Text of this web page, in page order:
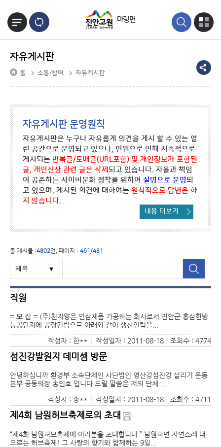
마령면
자유게시판
홈 소통/참여 자유게시판
자유게시판 운영원칙
자유게시판은 누구나 자유롭게 의견을 게시 할 수 있는 열
린 공간으로 운영되고 있으나, 민원으로 인해 지속적으로
게시되는 반복글/도배글(URL포함) 및 개인정보가 포함된
글, 개인신상 관련 글은 삭제 되고 있습니다. 자율과 책임
이 공존하는 사이버문화 정착을 위하여 실명으로 운영되
고 있으며, 게시된 의견에 대하여는 원칙적으로 답변은 하
지 않습니다.
내용 더보기
총 게시물 :4802건, 페이지 : 461/481
직원
= 모 집 = (주)천지양은 인삼제품 가공하는 회사로서 진안군 홍삼한방
농공단지에 공장건립으로 아래와 같이 생산인력을...
작성자 : 한**
작성일자 : 2011-08-18 조회수 : 4774
섬진강발원지 데미셈 방문
안녕하십니까 환경부 소속단체인 사단법인 영산강섬진강 살리기 운동
본부 공동의장 송인호 입니다 드릴 말씀은 저의 단체 ...
작성자 : 송**
작성일자 : 2011-08-18 조회수 : 4711
제4회 남원허브축제로의 초대
“제4회 남원허브축제에 여러분을 초대합니다.” 남원하면 자연스레 떠
오르는 허브축제! 그 사랑의 향기와 함께하는 9일...